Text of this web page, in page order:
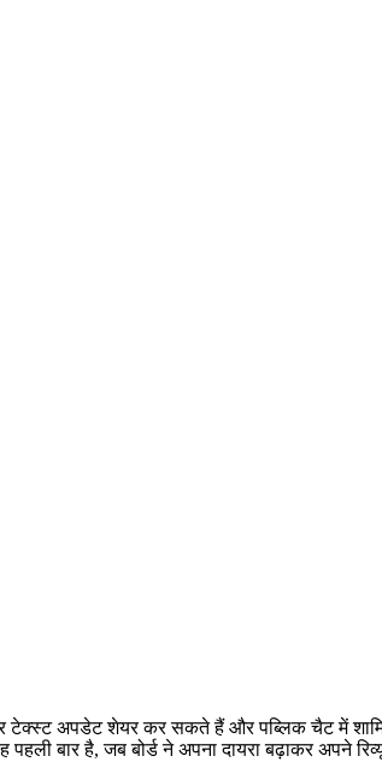
टेक्स्ट अपडेट शेयर कर सकते हैं और पब्लिक चैट में
बार है, जब बोर्ड ने अपना दायरा बढ़ाकर अपने